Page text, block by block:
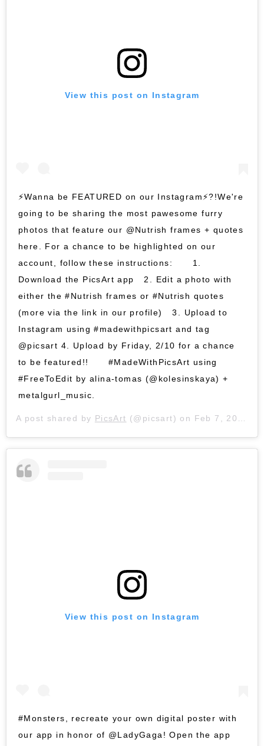
View this post on Instagram
⚡️Wanna be FEATURED on our Instagram⚡️?!We're
going to be sharing the most pawesome furry
photos that feature our @Nutrish frames + quotes
here. For a chance to be highlighted on our
account, follow these instructions:⠀ ⠀ 1.
Download the PicsArt app⠀ 2. Edit a photo with
either the #Nutrish frames or #Nutrish quotes
(more via the link in our profile)⠀ 3. Upload to
Instagram using #madewithpicsart and tag
@picsart 4. Upload by Friday, 2/10 for a chance
to be featured!!⠀ ⠀ #MadeWithPicsArt using
#FreeToEdit by alina-tomas (@kolesinskaya) +
metalgurl_music.
A post shared by PicsArt (@picsart) on Feb 7, 2017 at 10:46pm PST
View this post on Instagram
#Monsters, recreate your own digital poster with
our app in honor of @LadyGaga! Open the app